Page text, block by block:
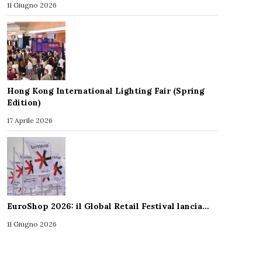
11 Giugno 2026
Hong Kong International Lighting Fair (Spring
Edition)
17 Aprile 2026
EuroShop 2026: il Global Retail Festival lancia…
11 Giugno 2026